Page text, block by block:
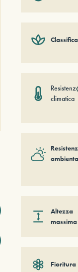
climatica
Altezza
massima
Fioritura